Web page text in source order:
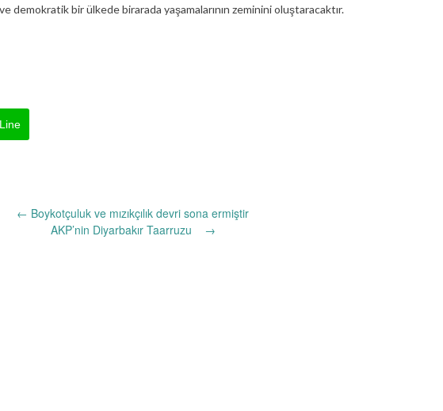
demokratik bir ülkede birarada yaşamalarının zeminini oluştaracaktır.
Line
← Boykotçuluk ve mızıkçılık devri sona ermiştir
AKP’nin Diyarbakır Taarruzu
→